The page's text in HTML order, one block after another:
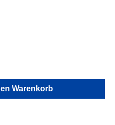
Wert ein
Warenkorb